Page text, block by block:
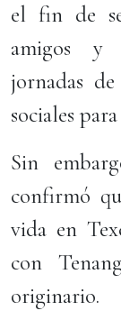
el fin de
amigos y
jornadas
sociales
Sin
confirmó
vida en
con
originario.